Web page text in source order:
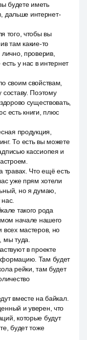
будете иметь
дальше интернет-
того, чтобы вы
там какие-то
проверив,
у нас в интернет
своим свойствам,
составу. Поэтому
существовать,
есть книги, плюс
продукция,
То есть вы можете
кассиопея и
травах. Что ещё есть
уже прям хотели
но я думаю,
такого рода
начале нашего
всех мастеров, но
мы туда.
в проекте
Там будет
рейки, там будет
вместе на байкал.
и уверен, что
которые будут
будет тоже